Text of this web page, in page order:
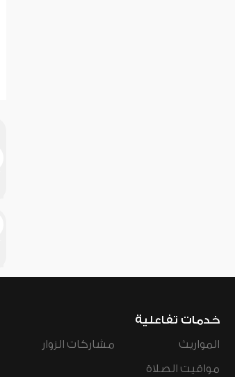
خدمات تفاعلية
المواريث
مواقيت الصلاة
مشاركات الزوار